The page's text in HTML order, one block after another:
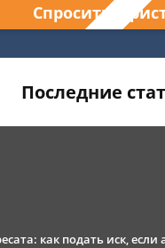
Спросить
Последние
как подать иск, если